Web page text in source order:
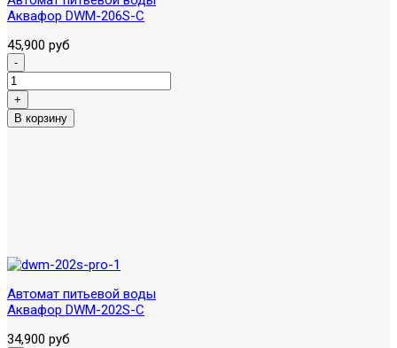
Аквафор DWM-206S-C
45,900 руб
Автомат питьевой воды
Аквафор DWM-202S-C
34,900 руб